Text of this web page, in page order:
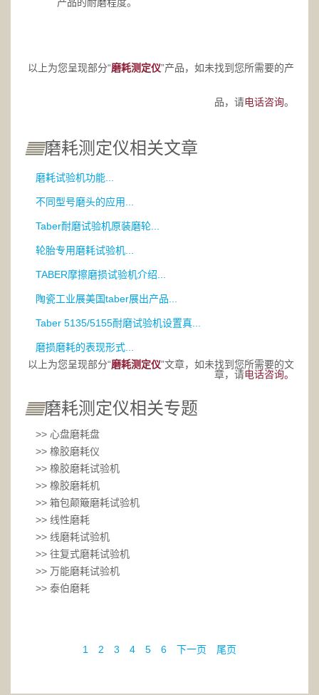
产品的耐磨程度。
以上为您呈现部分“磨耗测定仪”产品，如未找到您所需要的产
品，请电话咨询。
磨耗测定仪相关文章
磨耗试验机功能...
不同型号磨头的应用...
Taber耐磨试验机原装磨轮...
轮胎专用磨耗试验机...
TABER摩擦磨损试验机介绍...
陶瓷工业展美国taber展出产品...
Taber 5135/5155耐磨试验机设置真...
磨损磨耗的表现形式...
以上为您呈现部分“磨耗测定仪”文章，如未找到您所需要的文
章，请电话咨询。
磨耗测定仪相关专题
>> 心盘磨耗盘
>> 橡胶磨耗仪
>> 橡胶磨耗试验机
>> 橡胶磨耗机
>> 箱包颠簸磨耗试验机
>> 线性磨耗
>> 线磨耗试验机
>> 往复式磨耗试验机
>> 万能磨耗试验机
>> 泰伯磨耗
1 2 3 4 5 6 下一页 尾页